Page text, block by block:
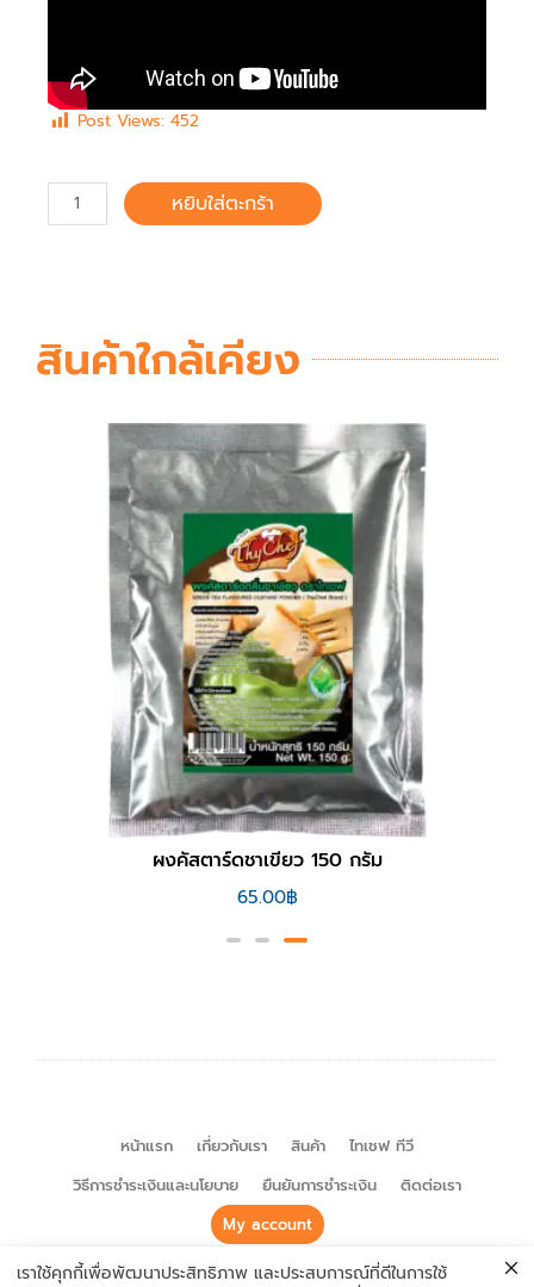
Post Views: 452
หยิบใส่ตะกร้า
สินค้าใกล้เคียง
ผงคัสตาร์ดชาเขียว 150 กรัม
65.00฿
หน้าแรก เกี่ยวกับเรา สินค้า
ไทเชฟ ทีวี
วิธีการชำระเงินและนโยบาย
ยืนยันการชำระเงิน
ติดต่อเรา
My account
© Copyright 2022 Thychef – Halal Seasoning. All Rights
เราใช้คุกกี้เพื่อพัฒนาประสิทธิภาพ และประสบการณ์ที่ดีในการใช้